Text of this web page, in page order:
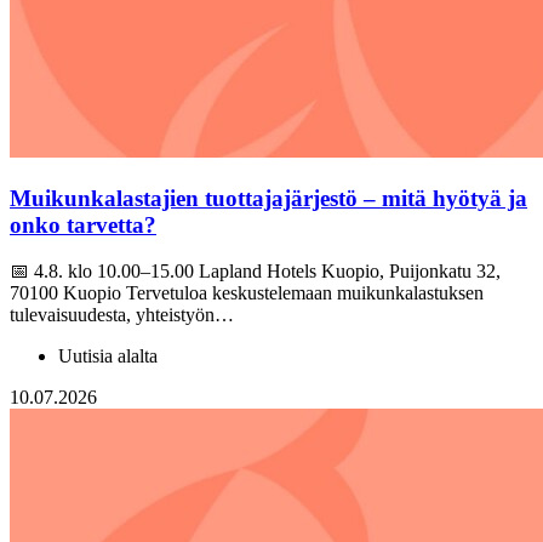
Muikunkalastajien tuottajajärjestö – mitä hyötyä ja
onko tarvetta?
📅 4.8. klo 10.00–15.00 Lapland Hotels Kuopio, Puijonkatu 32,
70100 Kuopio Tervetuloa keskustelemaan muikunkalastuksen
tulevaisuudesta, yhteistyön…
Uutisia alalta
10.07.2026